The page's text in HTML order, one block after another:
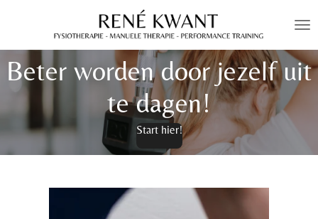
naar
de
hoofdinhoud
Beter worden door jezelf uit
te dagen!
Start hier!